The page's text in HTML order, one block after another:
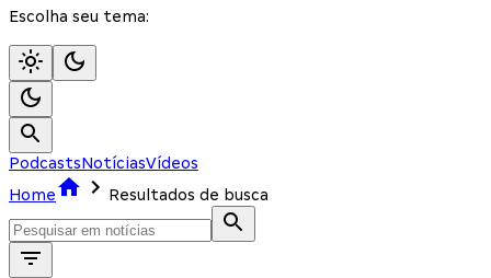
Escolha seu tema:
PodcastsNotíciasVídeos
Home
Resultados de busca